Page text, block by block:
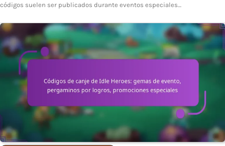
códigos suelen ser publicados durante eventos especiales…